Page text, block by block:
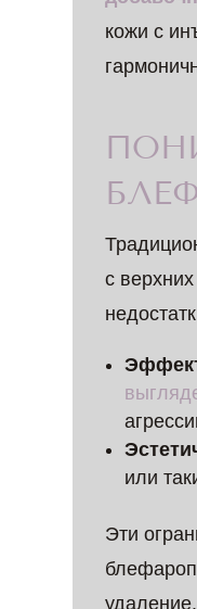
кожи с
с
или
Эти
удаление.